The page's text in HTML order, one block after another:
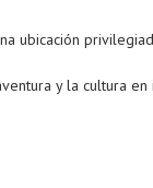
ubicación
y la cultura